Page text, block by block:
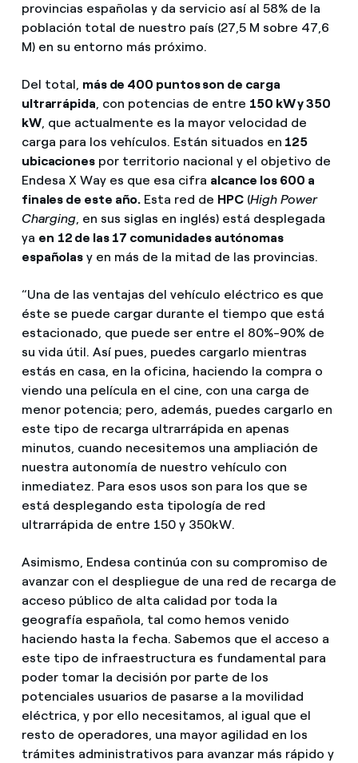
provincias españolas y da servicio así al 58% de la
población total de nuestro país (27,5 M sobre 47,6
M) en su entorno más próximo.
Del total, más de 400 puntos son de carga
ultrarrápida, con potencias de entre 150 kW y 350
kW, que actualmente es la mayor velocidad de
carga para los vehículos. Están situados en 125
ubicaciones por territorio nacional y el objetivo de
Endesa X Way es que esa cifra alcance los 600 a
finales de este año. Esta red de HPC (High Power
Charging, en sus siglas en inglés) está desplegada
ya en 12 de las 17 comunidades autónomas
españolas y en más de la mitad de las provincias.
“Una de las ventajas del vehículo eléctrico es que
éste se puede cargar durante el tiempo que está
estacionado, que puede ser entre el 80%-90% de
su vida útil. Así pues, puedes cargarlo mientras
estás en casa, en la oficina, haciendo la compra o
viendo una película en el cine, con una carga de
menor potencia; pero, además, puedes cargarlo en
este tipo de recarga ultrarrápida en apenas
minutos, cuando necesitemos una ampliación de
nuestra autonomía de nuestro vehículo con
inmediatez. Para esos usos son para los que se
está desplegando esta tipología de red
ultrarrápida de entre 150 y 350kW.
Asimismo, Endesa continúa con su compromiso de
avanzar con el despliegue de una red de recarga de
acceso público de alta calidad por toda la
geografía española, tal como hemos venido
haciendo hasta la fecha. Sabemos que el acceso a
este tipo de infraestructura es fundamental para
poder tomar la decisión por parte de los
potenciales usuarios de pasarse a la movilidad
eléctrica, y por ello necesitamos, al igual que el
resto de operadores, una mayor agilidad en los
trámites administrativos para avanzar más rápido y